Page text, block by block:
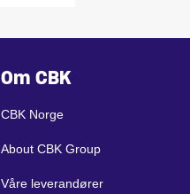
Om CBK
CBK Norge
About CBK Group
Våre leverandører